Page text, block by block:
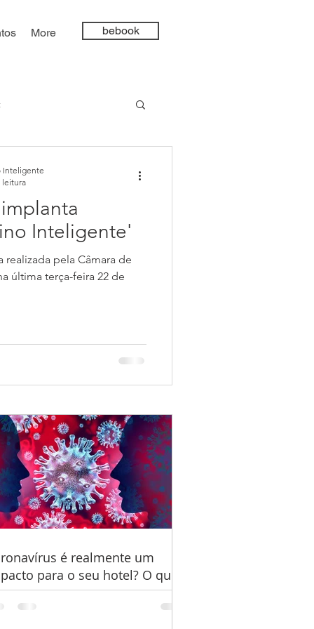
More bebook
Inteligente'
realizada pela Câmara de
última terça-feira 22 de
Inteligente
leitura
é realmente um
para o seu hotel? O que